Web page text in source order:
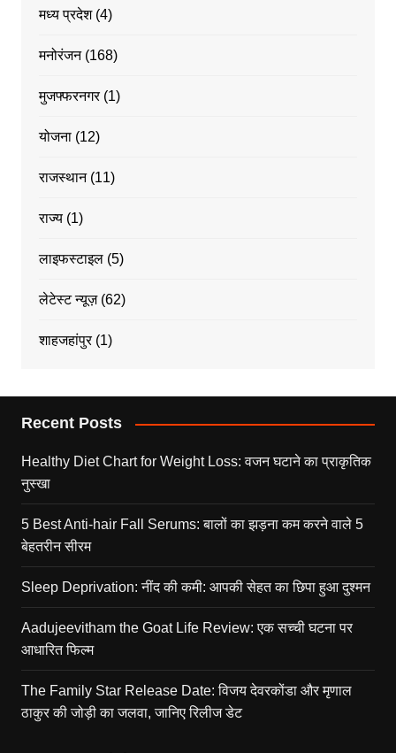
मध्य प्रदेश(4)
मनोरंजन(168)
मुजफ्फरनगर(1)
योजना(12)
राजस्थान(11)
राज्य(1)
लाइफस्टाइल(5)
लेटेस्ट न्यूज़(62)
शाहजहांपुर(1)
Recent Posts
Healthy Diet Chart for Weight Loss: वजन घटाने का प्राकृतिक
नुस्खा
5 Best Anti-hair Fall Serums: बालों का झड़ना कम करने वाले 5
बेहतरीन सीरम
Sleep Deprivation: नींद की कमी: आपकी सेहत का छिपा हुआ दुश्मन
Aadujeevitham the Goat Life Review: एक सच्ची घटना पर
आधारित फिल्म
The Family Star Release Date: विजय देवरकोंडा और मृणाल
ठाकुर की जोड़ी का जलवा, जानिए रिलीज डेट